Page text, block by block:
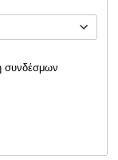
συνδέσμων